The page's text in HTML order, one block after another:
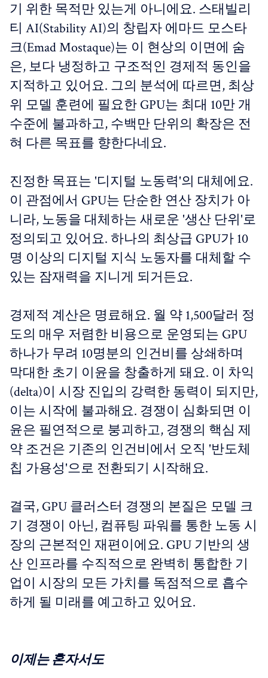
기 위한 목적만 있는게 아니에요. 스태빌리
티 AI(Stability AI)의 창립자 에마드 모스타
크(Emad Mostaque)는 이 현상의 이면에 숨
은, 보다 냉정하고 구조적인 경제적 동인을
지적하고 있어요. 그의 분석에 따르면, 최상
위 모델 훈련에 필요한 GPU는 최대 10만 개
수준에 불과하고, 수백만 단위의 확장은 전
혀 다른 목표를 향한다네요.
진정한 목표는 '디지털 노동력'의 대체에요.
이 관점에서 GPU는 단순한 연산 장치가 아
니라, 노동을 대체하는 새로운 '생산 단위'로
정의되고 있어요. 하나의 최상급 GPU가 10
명 이상의 디지털 지식 노동자를 대체할 수
있는 잠재력을 지니게 되거든요.
경제적 계산은 명료해요. 월 약 1,500달러 정
도의 매우 저렴한 비용으로 운영되는 GPU
하나가 무려 10명분의 인건비를 상쇄하며
막대한 초기 이윤을 창출하게 돼요. 이 차익
(delta)이 시장 진입의 강력한 동력이 되지만,
이는 시작에 불과해요. 경쟁이 심화되면 이
윤은 필연적으로 붕괴하고, 경쟁의 핵심 제
약 조건은 기존의 인건비에서 오직 '반도체
칩 가용성'으로 전환되기 시작해요.
결국, GPU 클러스터 경쟁의 본질은 모델 크
기 경쟁이 아닌, 컴퓨팅 파워를 통한 노동 시
장의 근본적인 재편이에요. GPU 기반의 생
산 인프라를 수직적으로 완벽히 통합한 기
업이 시장의 모든 가치를 독점적으로 흡수
하게 될 미래를 예고하고 있어요.
이제는 혼자서도